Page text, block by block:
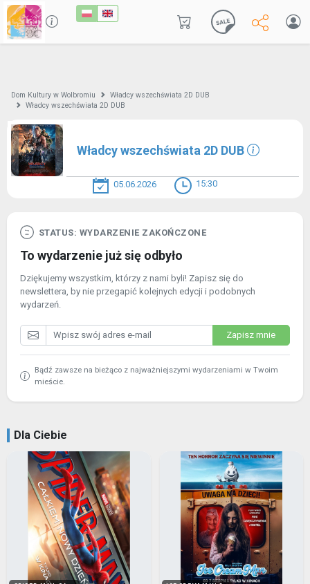
Dom Kultury w Wolbromiu
Władcy wszechświata 2D DUB
Władcy wszechświata 2D DUB
Władcy wszechświata 2D DUB
05.06.2026 15:30
STATUS: WYDARZENIE ZAKOŃCZONE
To wydarzenie już się odbyło
Dziękujemy wszystkim, którzy z nami byli! Zapisz się do
newslettera, by nie przegapić kolejnych edycji i podobnych
wydarzeń.
Zapisz mnie
Bądź zawsze na bieżąco z najważniejszymi wydarzeniami w Twoim
mieście.
Dla Ciebie